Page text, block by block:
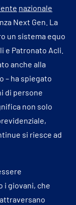
nazionale
Next Gen. La
un sistema equo
e Patronato Acli.
anche alla
– ha spiegato
di persone
non solo
si riesce ad
i giovani, che